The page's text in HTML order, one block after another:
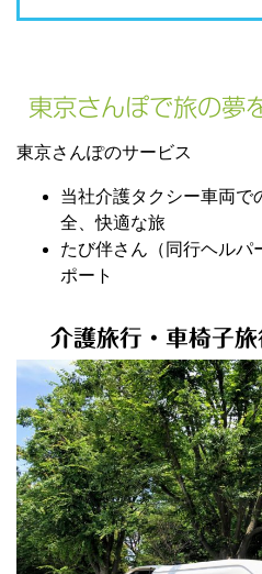
東京さんぽで旅の夢
東京さんぽのサービス
当社介護タクシー車両で
全、快適な旅
たび伴さん（同行ヘルパ
ポート
介護旅行・車椅子